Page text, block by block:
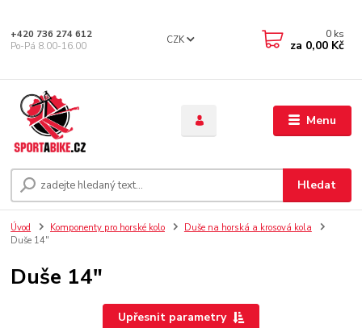
Menu
CZK
Hledat
+420 736 274 612
Po-Pá 8.00-16.00
0 ks
za 0,00 Kč
Úvod Komponenty pro horské kolo
Duše na horská a krosová kola
Duše 14"
Duše 14"
Upřesnit parametry